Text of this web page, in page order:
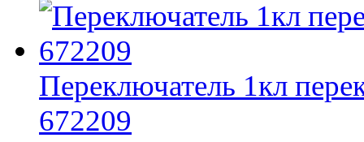
Переключатель 1кл
672209